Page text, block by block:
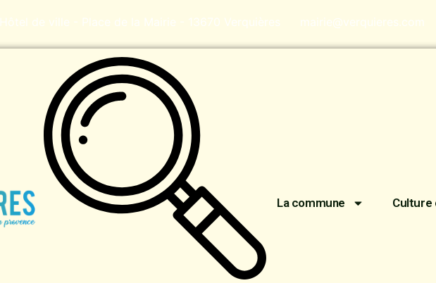
Hôtel de ville - Place de la Mairie - 13670 Verquières mairie@verquieres.com
La commune Culture